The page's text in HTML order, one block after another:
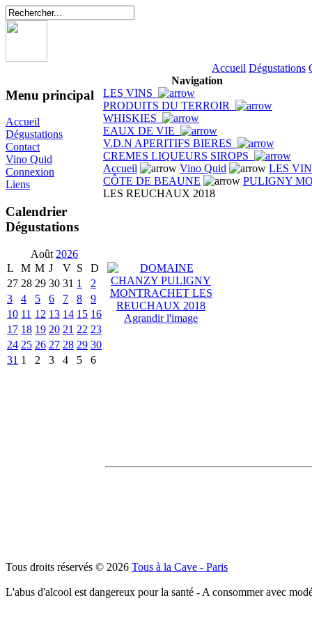
Accueil Dégustations
Menu principal
Accueil
Dégustations
Contact
Vino Quid
Connexion
Liens
Calendrier
Dégustations
Août 2026
L
M M J V S
D
27 28 29 30 31 1
2
3
4 5 6 7 8
9
10 11 12 13 14 15 16
17 18 19 20 21 22 23
24 25 26 27 28 29 30
31 1 2 3 4 5 6
Navigation
LES VINS
PRODUITS DU TERROIR
WHISKIES
EAUX DE VIE
V.D.N APERITIFS BIERES
CREMES LIQUEURS SIROPS
Accueil
Vino Quid
LES
CÔTE DE BEAUNE
PULIGNY
LES REUCHAUX 2018
Agrandir l'image
Tous droits réservés © 2026 Tous à la Cave - Paris
L'abus d'alcool est dangereux pour la santé - A consommer avec